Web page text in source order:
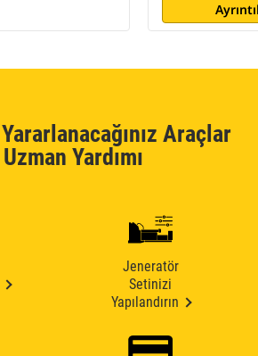
Araçlar
Yardımı
Jeneratör
Setinizi
Yapılandırın